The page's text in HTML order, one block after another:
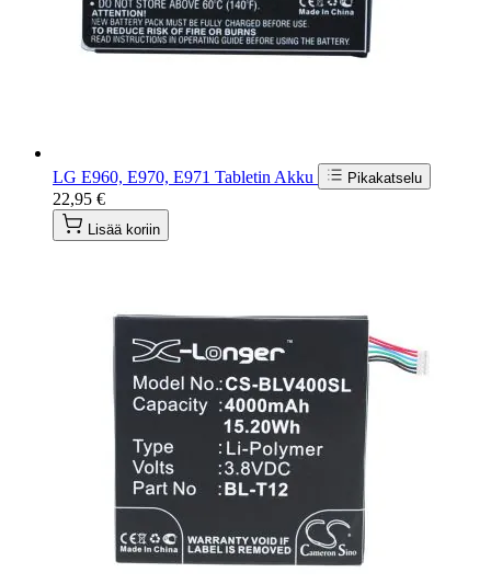
LG E960, E970, E971 Tabletin Akku Pikakatselu
22,95 €
Lisää koriin